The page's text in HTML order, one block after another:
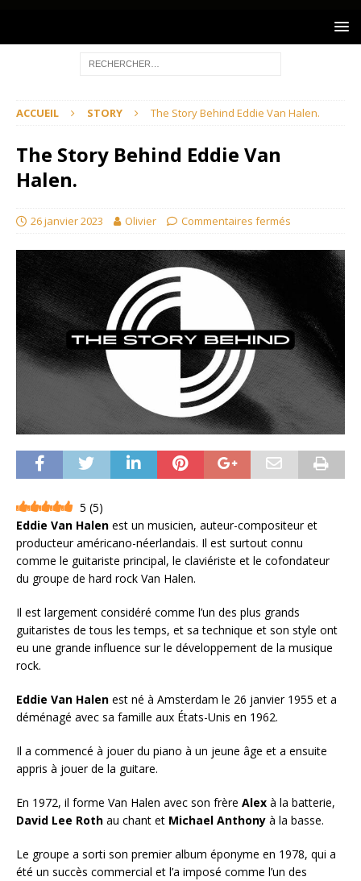
ACCUEIL STORY The Story Behind Eddie Van Halen.
The Story Behind Eddie Van
Halen.
26 janvier 2023 Olivier Commentaires fermés
5 (5)
Eddie Van Halen est un musicien, auteur-compositeur et
producteur américano-néerlandais. Il est surtout connu
comme le guitariste principal, le claviériste et le cofondateur
du groupe de hard rock Van Halen.
Il est largement considéré comme l’un des plus grands
guitaristes de tous les temps, et sa technique et son style ont
eu une grande influence sur le développement de la musique
rock.
Eddie Van Halen est né à Amsterdam le 26 janvier 1955 et a
déménagé avec sa famille aux États-Unis en 1962.
Il a commencé à jouer du piano à un jeune âge et a ensuite
appris à jouer de la guitare.
En 1972, il forme Van Halen avec son frère Alex à la batterie,
David Lee Roth au chant et Michael Anthony à la basse.
Le groupe a sorti son premier album éponyme en 1978, qui a
été un succès commercial et l’a imposé comme l’un des